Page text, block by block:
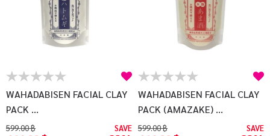
WAHADABISEN FACIAL CLAY
PACK ...
599.00 ฿ SAVE
WAHADABISEN FACIAL CLAY
PACK (AMAZAKE) ...
599.00 ฿ SAVE